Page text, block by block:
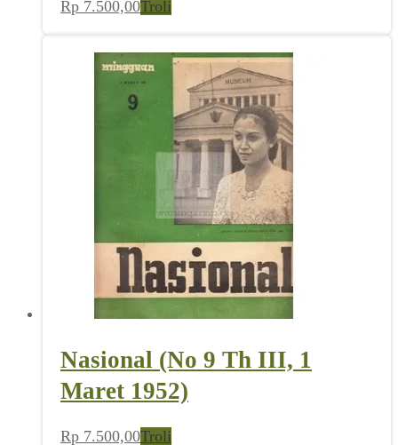
Rp 7.500,00Troli
Nasional (No 9 Th III, 1
Maret 1952)
Rp 7.500,00Troli